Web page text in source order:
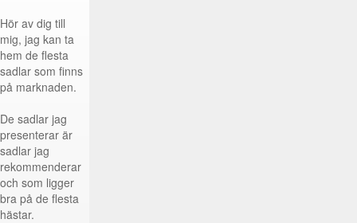
Hör av dig till
mig, jag kan ta
hem de flesta
sadlar som finns
på marknaden.
De sadlar jag
presenterar är
sadlar jag
rekommenderar
och som ligger
bra på de flesta
hästar.